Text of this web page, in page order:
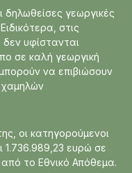
δηλωθείσες γεωργικές
στις
υφίστανται
σε καλή γεωργική
να επιβιώσουν
χαμηλών
οι κατηγορούμενοι
ευρώ σε
από το Εθνικό Απόθεμα.